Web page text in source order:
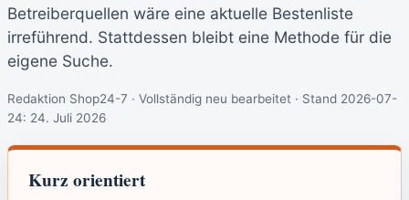
Betreiberquellen wäre eine aktuelle Bestenliste
irreführend. Stattdessen bleibt eine Methode für die
eigene Suche.
Redaktion Shop24-7 · Vollständig neu bearbeitet · Stand 2026-07-
24: 24. Juli 2026
Kurz orientiert